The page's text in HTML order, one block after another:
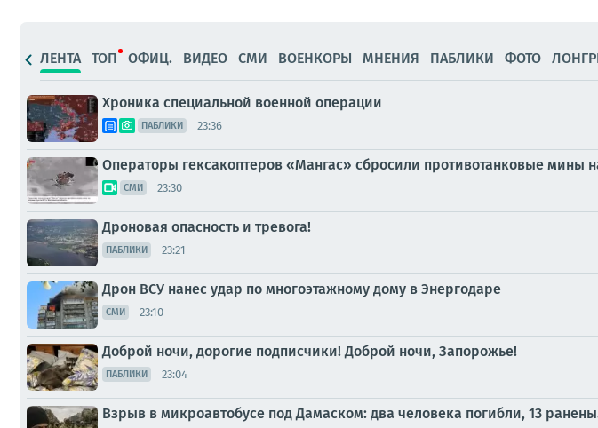
ЛЕНТА ТОП ОФИЦ. ВИДЕО СМИ ВОЕНКОРЫ МНЕНИЯ ПАБЛИКИ ФОТО
Хроника специальной военной операции
ПАБЛИКИ 23:36
Операторы гексакоптеров «Мангас» сбросили противотанковые мины
СМИ 23:30
Дроновая опасность и тревога!
ПАБЛИКИ 23:21
Дрон ВСУ нанес удар по многоэтажному дому в Энергодаре
СМИ 23:10
Доброй ночи, дорогие подписчики! Доброй ночи, Запорожье!
ПАБЛИКИ 23:04
Взрыв в микроавтобусе под Дамаском: два человека погибли, 13